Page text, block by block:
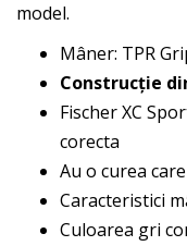
model.
Mâner: TPR
Construcție
Fischer XC
corecta
Au o curea
Caracteristici
Culoarea gri